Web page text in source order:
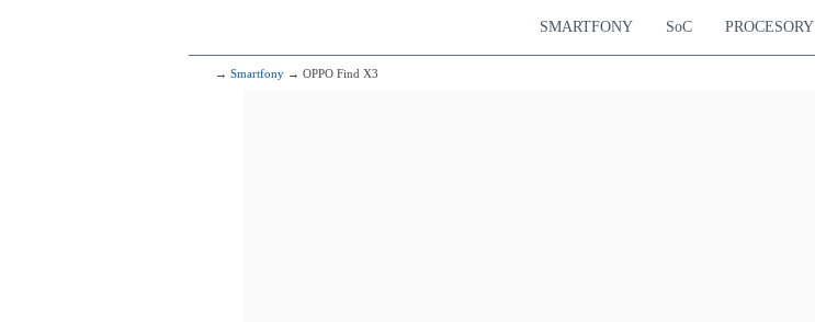
SMARTFONY SoC PROCESORY
→ Smartfony → OPPO Find X3